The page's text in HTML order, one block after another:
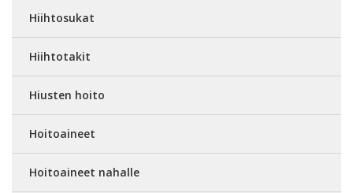
Hiihtosukat
Hiihtotakit
Hiusten hoito
Hoitoaineet
Hoitoaineet nahalle